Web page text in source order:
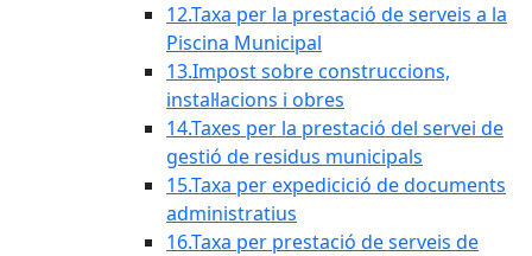
12.Taxa per la prestació de serveis a la
Piscina Municipal
13.Impost sobre construccions,
instal·lacions i obres
14.Taxes per la prestació del servei de
gestió de residus municipals
15.Taxa per expedicició de documents
administratius
16.Taxa per prestació de serveis de